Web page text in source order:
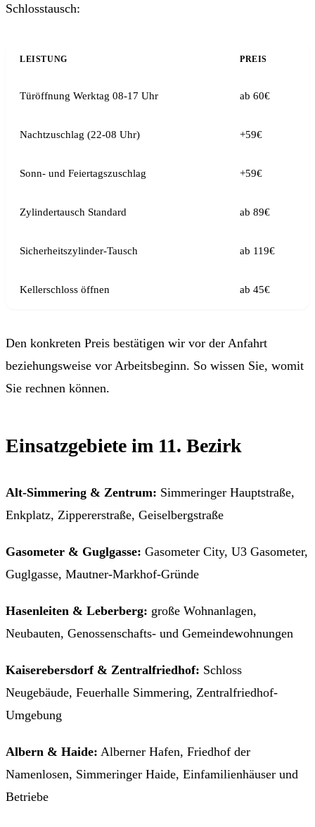
Schlosstausch:
LEISTUNG PREIS
Türöffnung Werktag 08-17 Uhr ab 60€
Nachtzuschlag (22-08 Uhr) +59€
Sonn- und Feiertagszuschlag +59€
Zylindertausch Standard ab 89€
Sicherheitszylinder-Tausch ab 119€
Kellerschloss öffnen ab 45€
Den konkreten Preis bestätigen wir vor der Anfahrt
beziehungsweise vor Arbeitsbeginn. So wissen Sie, womit
Sie rechnen können.
Einsatzgebiete im 11. Bezirk
Alt-Simmering & Zentrum: Simmeringer Hauptstraße,
Enkplatz, Zippererstraße, Geiselbergstraße
Gasometer & Guglgasse: Gasometer City, U3 Gasometer,
Guglgasse, Mautner-Markhof-Gründe
Hasenleiten & Leberberg: große Wohnanlagen,
Neubauten, Genossenschafts- und Gemeindewohnungen
Kaiserebersdorf & Zentralfriedhof: Schloss
Neugebäude, Feuerhalle Simmering, Zentralfriedhof-
Umgebung
Albern & Haide: Alberner Hafen, Friedhof der
Namenlosen, Simmeringer Haide, Einfamilienhäuser und
Betriebe